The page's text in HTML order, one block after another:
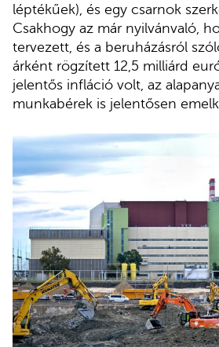
léptékűek), és egy csarnok
Csakhogy az már nyilvánvaló,
tervezett, és a beruházásról
árként rögzített 12,5 milliárd
jelentős infláció volt, az
munkabérek is jelentősen